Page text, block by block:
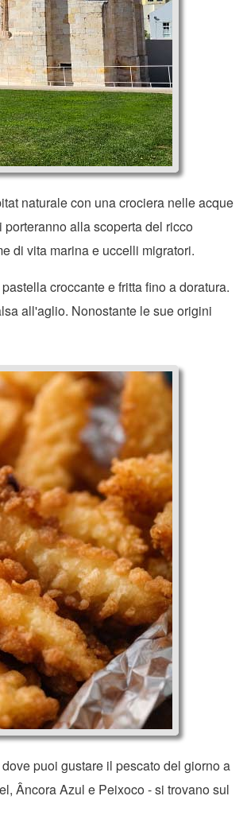
naturale con una crociera nelle acque
alla scoperta del ricco
di vita marina e uccelli migratori.
croccante e fritta fino a doratura.
all'aglio. Nonostante le sue origini
puoi gustare il pescato del giorno a
Âncora Azul e Peixoco - si trovano sul